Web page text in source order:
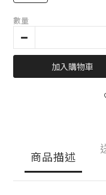
數量
加入購物車
商品描述